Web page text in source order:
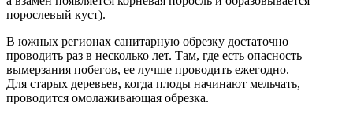
порослевый куст).
В южных регионах санитарную обрезку достаточно
проводить раз в несколько лет. Там, где есть опасность
вымерзания побегов, ее лучше проводить ежегодно.
Для старых деревьев, когда плоды начинают мельчать,
проводится омолаживающая обрезка.